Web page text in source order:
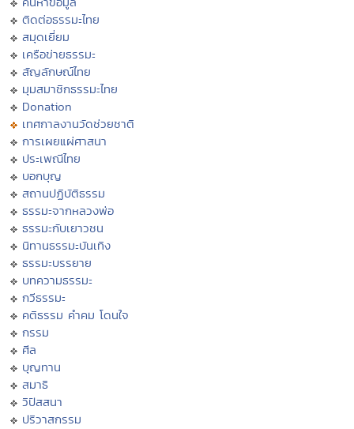
ติดต่อธรรมะไทย
สมุดเยี่ยม
เครือข่ายธรรมะ
สัญลักษณ์ไทย
มุมสมาชิกธรรมะไทย
Donation
เทศกาลงานวัดช่วยชาติ
การเผยแผ่ศาสนา
ประเพณีไทย
บอกบุญ
สถานปฏิบัติธรรม
ธรรมะจากหลวงพ่อ
ธรรมะกับเยาวชน
นิทานธรรมะบันเทิง
ธรรมะบรรยาย
บทความธรรมะ
กวีธรรมะ
คติธรรม คำคม โดนใจ
กรรม
ศีล
บุญทาน
สมาธิ
วิปัสสนา
ปริวาสกรรม